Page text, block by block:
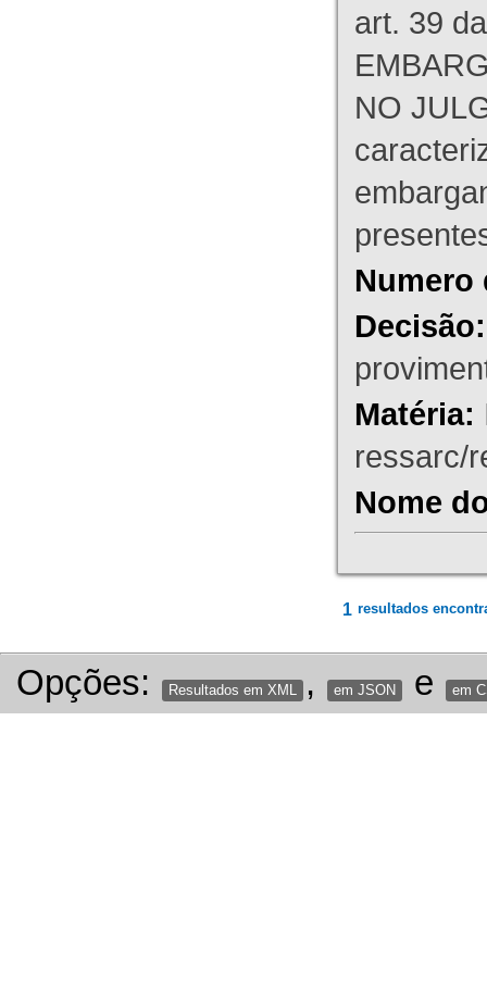
art. 39
NO
Numero
Decisão:
Matéria:
ressarc/
Nome
1 resultados
Opções: Resultados em XML , em JSON e em